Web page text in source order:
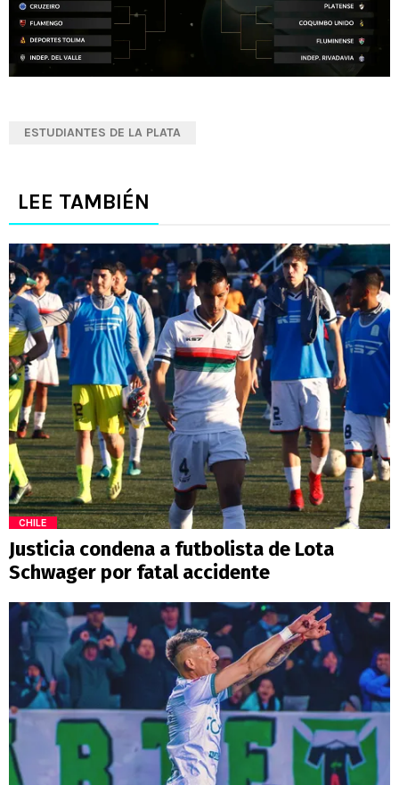
ESTUDIANTES DE LA PLATA
LEE TAMBIÉN
CHILE
Justicia condena a futbolista de Lota
Schwager por fatal accidente